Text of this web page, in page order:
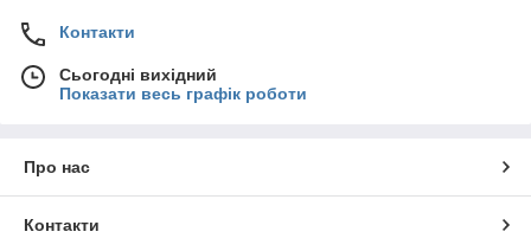
Контакти
Сьогодні вихідний
Показати весь графік роботи
Про нас
Контакти